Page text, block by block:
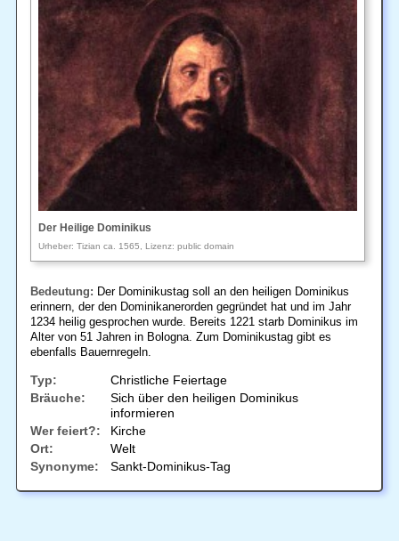
Der Heilige Dominikus
Urheber: Tizian ca. 1565, Lizenz: public domain
Bedeutung: Der Dominikustag soll an den heiligen Dominikus
erinnern, der den Dominikanerorden gegründet hat und im Jahr
1234 heilig gesprochen wurde. Bereits 1221 starb Dominikus im
Alter von 51 Jahren in Bologna. Zum Dominikustag gibt es
ebenfalls Bauernregeln.
Typ:
Christliche Feiertage
Bräuche:
Sich über den heiligen Dominikus
informieren
Wer feiert?:
Kirche
Ort:
Welt
Synonyme:
Sankt-Dominikus-Tag